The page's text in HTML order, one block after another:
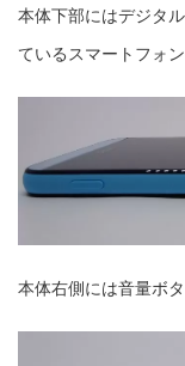
本体下部にはデジタ
ているスマートフォ
本体右側には音量ボ